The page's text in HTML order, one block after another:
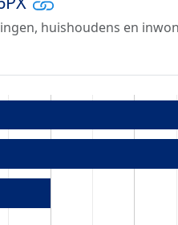
huishoudens en